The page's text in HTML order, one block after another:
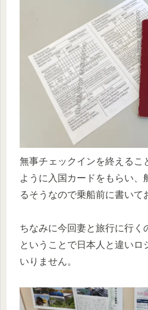
無事チェックインを終えるこ
ように入国カードをもらい、
るそうなので乗船前に書いて
ちなみに今回妻と旅行に行く
ということで日本人と違いロ
いりません。